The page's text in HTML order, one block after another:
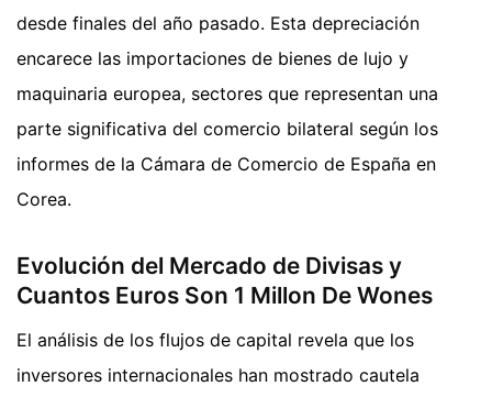
desde finales del año pasado. Esta depreciación
encarece las importaciones de bienes de lujo y
maquinaria europea, sectores que representan una
parte significativa del comercio bilateral según los
informes de la Cámara de Comercio de España en
Corea.
Evolución del Mercado de Divisas y
Cuantos Euros Son 1 Millon De Wones
El análisis de los flujos de capital revela que los
inversores internacionales han mostrado cautela